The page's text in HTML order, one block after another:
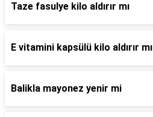
Taze fasulye kilo aldırır mı
E vitamini kapsülü kilo aldırır mı
Balikla mayonez yenir mi